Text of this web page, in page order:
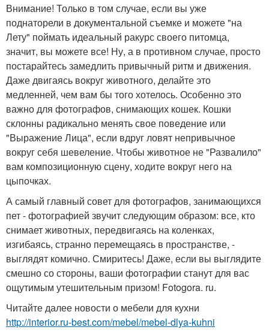
Внимание! Только в том случае, если вы уже
поднаторели в документальной съемке и можете "на
Лету" поймать идеальный ракурс своего питомца,
значит, вы можете все! Ну, а в противном случае, просто
постарайтесь замедлить привычный ритм и движения.
Даже двигаясь вокруг животного, делайте это
медленней, чем вам бы того хотелось. Особенно это
важно для фотографов, снимающих кошек. Кошки
склонны радикально менять свое поведение или
"Выражение Лица", если вдруг ловят непривычное
вокруг себя шевеление. Чтобы животное не "Развалило"
вам композиционную сцену, ходите вокруг него на
цыпочках.
А самый главный совет для фотографов, занимающихся
пет - фотографией звучит следующим образом: все, кто
снимает животных, передвигаясь на коленках,
изгибаясь, странно перемещаясь в пространстве, -
выглядят комично. Смиритесь! Даже, если вы выглядите
смешно со стороны, ваши фотографии станут для вас
ощутимым утешительным призом! Fotogora. ru.
Читайте далее новости о мебели для кухни
http://interior.ru-best.com/mebel/mebel-dlya-kuhni